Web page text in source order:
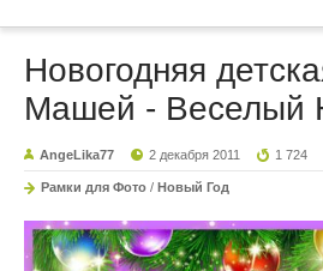
Новогодняя
Машей - Веселый
AngeLika77 2 декабря 2011 1 724
Рамки для Фото / Новый Год